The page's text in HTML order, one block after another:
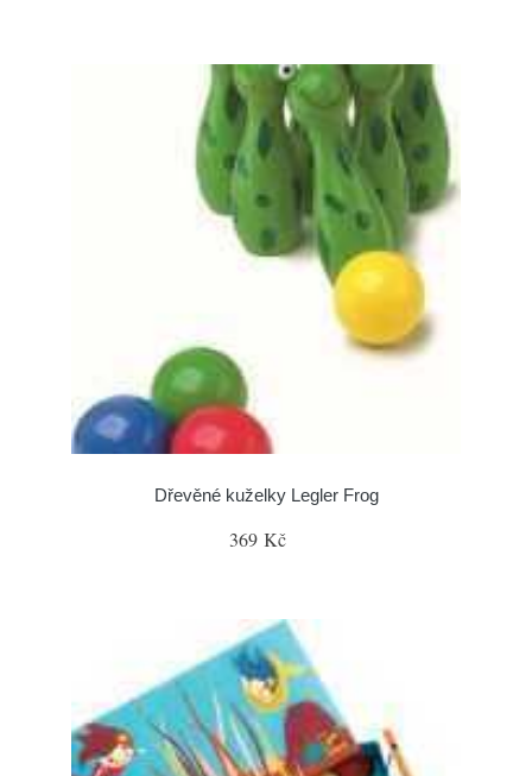
Dřevěné kuželky Legler Frog
369 Kč